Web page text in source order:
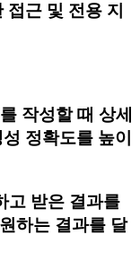
근 및 전용 지
작성할 때 상세
정확도를 높이
고 받은 결과를
하는 결과를 달